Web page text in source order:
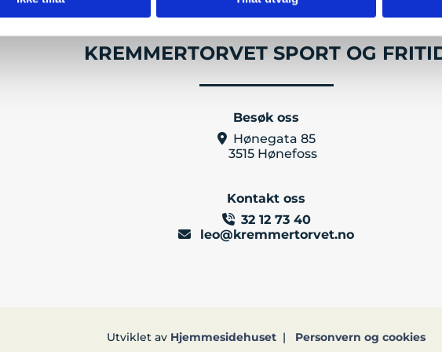
KREMMERTORVET SPORT OG
Besøk oss
Hønegata 85
3515 Hønefoss
Kontakt oss
 32 12 73 40
 leo@kremmertorvet.no
Utviklet av Hjemmesidehuset | Personvern og cookies